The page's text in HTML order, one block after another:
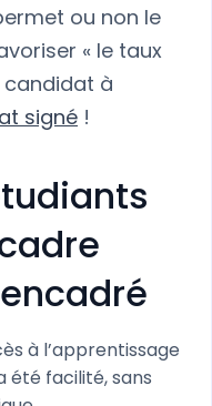
ou non le
« le taux
à
signé !
à l’apprentissage
été facilité, sans